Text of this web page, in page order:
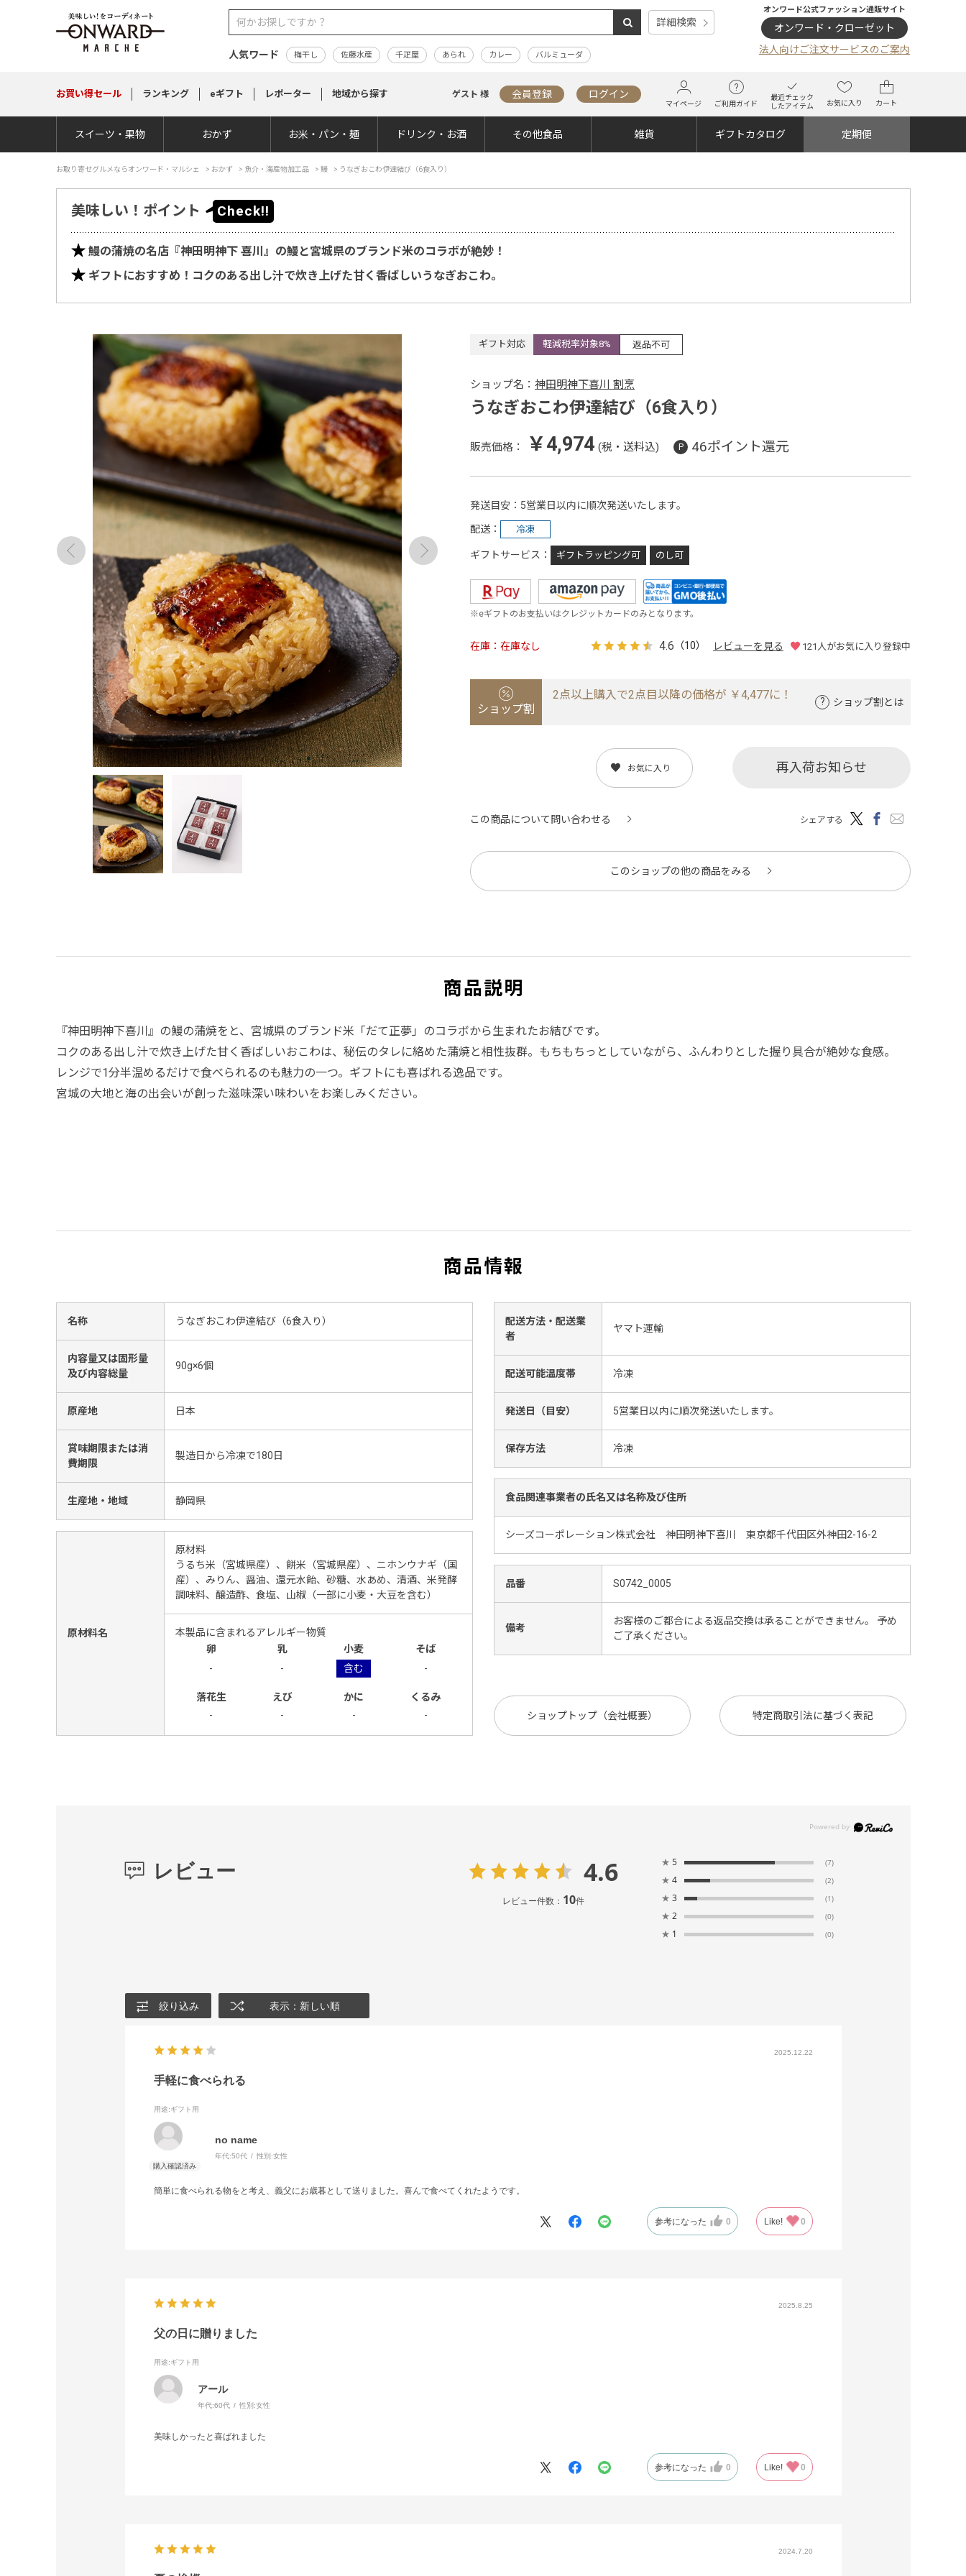
詳細検索
人気ワード 梅干し 佐藤水産 千疋屋 あられ カレー バルミューダ
オンワード公式ファッション通販サイト
オンワード・クローゼット
法人向けご注文サービスのご案内
お買い得セール ランキング eギフト レポーター 地域から探す ゲスト 様 会員登録 ログイン
マイページ ご利用ガイド
最近チェック
したアイテム
お気に入り カート
スイーツ・果物 おかず お米・パン・麺 ドリンク・お酒 その他食品 雑貨 ギフトカタログ 定期便
お取り寄せグルメならオンワード・マルシェ > おかず > 魚介・海産物加工品 > 鰻 > うなぎおこわ伊達結び（6食入り）
美味しい！ポイント
鰻の蒲焼の名店『神田明神下 喜川』の鰻と宮城県のブランド米のコラボが絶妙！
ギフトにおすすめ！コクのある出し汁で炊き上げた甘く香ばしいうなぎおこわ。
ギフト対応 軽減税率対象8% 返品不可
ショップ名： 神田明神下喜川 割烹
うなぎおこわ伊達結び（6食入り）
販売価格： ￥4,974 (税・送料込) 46ポイント還元
発送目安 5営業日以内に順次発送いたします。
配送 冷凍
ギフトサービス ギフトラッピング可 のし可
※eギフトのお支払いはクレジットカードのみとなります。
在庫 在庫なし 4.6 （10） レビューを見る 121 人がお気に入り登録中
ショップ割
2点以上購入で2点目以降の価格が ￥4,477に！
ショップ割とは
お気に入り 再入荷お知らせ
この商品について問い合わせる シェアする
このショップの他の商品をみる
商品説明
『神田明神下喜川』の鰻の蒲焼をと、宮城県のブランド米「だて正夢」のコラボから生まれたお結びです。
コクのある出し汁で炊き上げた甘く香ばしいおこわは、秘伝のタレに絡めた蒲焼と相性抜群。もちもちっとしていながら、ふんわりとした握り具合が絶妙な食感。
レンジで1分半温めるだけで食べられるのも魅力の一つ。ギフトにも喜ばれる逸品です。
宮城の大地と海の出会いが創った滋味深い味わいをお楽しみください。
商品情報
名称 うなぎおこわ伊達結び（6食入り）
内容量又は固形量
及び内容総量
90g×6個
原産地 日本
賞味期限または消
費期限
製造日から冷凍で180日
生産地・地域 静岡県
原材料名
原材料
うるち米（宮城県産）、餅米（宮城県産）、ニホンウナギ（国
産）、みりん、醤油、還元水飴、砂糖、水あめ、清酒、米発酵
調味料、醸造酢、食塩、山椒（一部に小麦・大豆を含む）
本製品に含まれるアレルギー物質
卵
乳 小麦
そば
-
- 含む -
落花生 えび かに
くるみ
-
- - -
配送方法・配送業
者
ヤマト運輸
配送可能温度帯 冷凍
発送日（目安） 5営業日以内に順次発送いたします。
保存方法 冷凍
食品関連事業者の氏名又は名称及び住所
シーズコーポレーション株式会社 神田明神下喜川 東京都千代田区外神田2-16-2
品番 S0742_0005
備考
お客様のご都合による返品交換は承ることができません。 予め
ご了承ください。
ショップトップ（会社概要） 特定商取引法に基づく表記
レビュー 4.6
レビュー件数： 10件
★ 5 (7)
★ 4 (2)
★ 3 (1)
★ 2 (0)
★ 1 (0)
絞り込み 表示：新しい順
2025.12.22
手軽に食べられる
用途:ギフト用
no name
年代:50代 性別:女性
簡単に食べられる物をと考え、義父にお歳暮として送りました。喜んで食べてくれたようです。
参考になった 0 Like! 0
2025.8.25
父の日に贈りました
用途:ギフト用
アール
年代:60代 性別:女性
美味しかったと喜ばれました
参考になった 0 Like! 0
2024.7.20